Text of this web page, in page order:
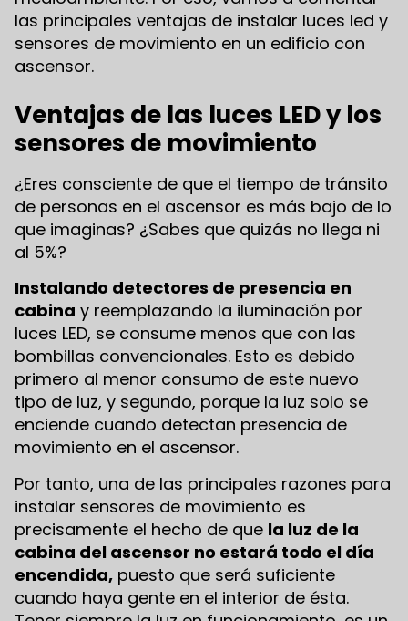
las principales ventajas de instalar luces led y
sensores de movimiento en un edificio con
ascensor.
Ventajas de las luces LED y los
sensores de movimiento
¿Eres consciente de que el tiempo de tránsito
de personas en el ascensor es más bajo de lo
que imaginas? ¿Sabes que quizás no llega ni
al 5%?
Instalando detectores de presencia en
cabina y reemplazando la iluminación por
luces LED, se consume menos que con las
bombillas convencionales. Esto es debido
primero al menor consumo de este nuevo
tipo de luz, y segundo, porque la luz solo se
enciende cuando detectan presencia de
movimiento en el ascensor.
Por tanto, una de las principales razones para
instalar sensores de movimiento es
precisamente el hecho de que la luz de la
cabina del ascensor no estará todo el día
encendida, puesto que será suficiente
cuando haya gente en el interior de ésta.